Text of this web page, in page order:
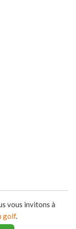
vous invitons à
golf.